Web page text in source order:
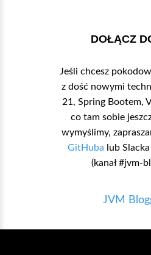
DOŁĄCZ
Jeśli chcesz
z dość nowymi
21, Spring Bootem,
co tam sobie
wymyślimy,
GitHuba lub Slacka
(kanał #jvm-
JVM